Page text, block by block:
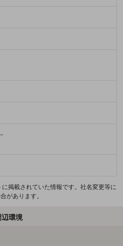
掲載されていた情報です。社名変更等に
があります。
環境